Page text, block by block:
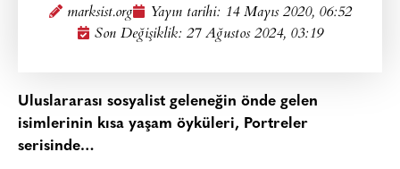
marksist.org Yayın tarihi: 14 Mayıs 2020, 06:52
Son Değişiklik: 27 Ağustos 2024, 03:19
Uluslararası sosyalist geleneğin önde gelen
isimlerinin kısa yaşam öyküleri, Portreler
serisinde…